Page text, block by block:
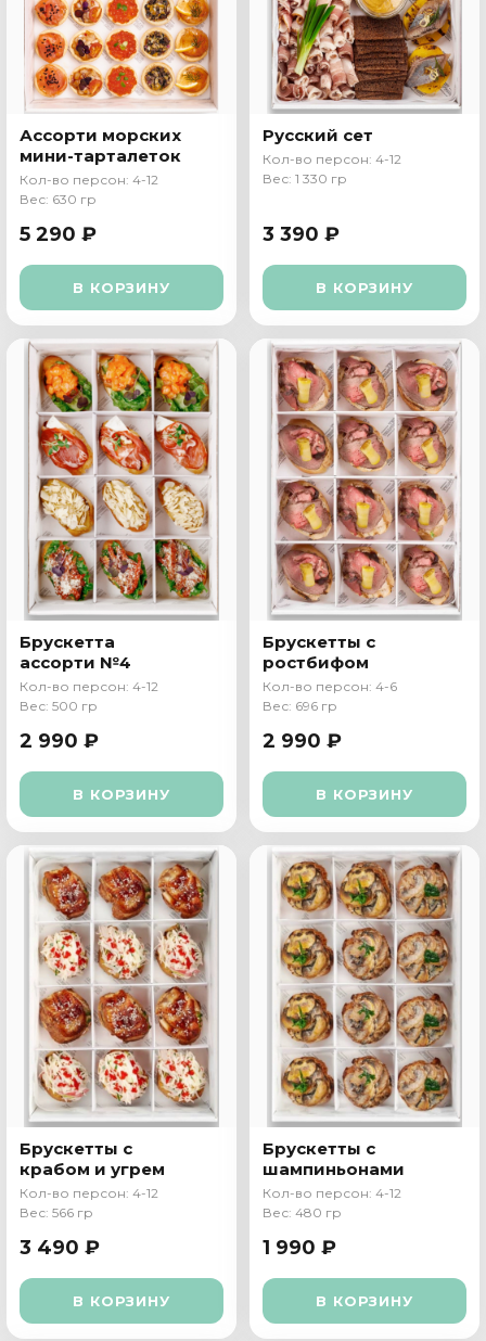
Ассорти морских
мини-тарталеток
Кол-во персон: 4-12
Вес: 630 гр
5 290 ₽
В КОРЗИНУ
Русский сет
Кол-во персон: 4-12
Вес: 1 330 гр
3 390 ₽
В КОРЗИНУ
Брускетта
ассорти №4
Кол-во персон: 4-12
Вес: 500 гр
2 990 ₽
В КОРЗИНУ
Брускетты с
ростбифом
Кол-во персон: 4-6
Вес: 696 гр
2 990 ₽
В КОРЗИНУ
Брускетты с
крабом и угрем
Кол-во персон: 4-12
Вес: 566 гр
3 490 ₽
В КОРЗИНУ
Брускетты с
шампиньонами
Кол-во персон: 4-12
Вес: 480 гр
1 990 ₽
В КОРЗИНУ